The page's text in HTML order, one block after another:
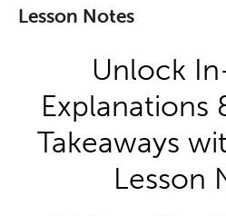
Lesson Notes
Unlock
Explanations
Takeaways
Lesson